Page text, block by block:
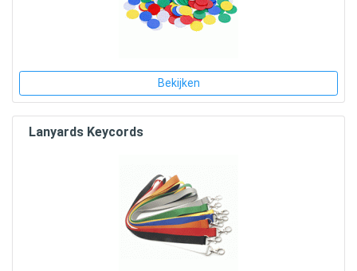
Bekijken
Lanyards Keycords